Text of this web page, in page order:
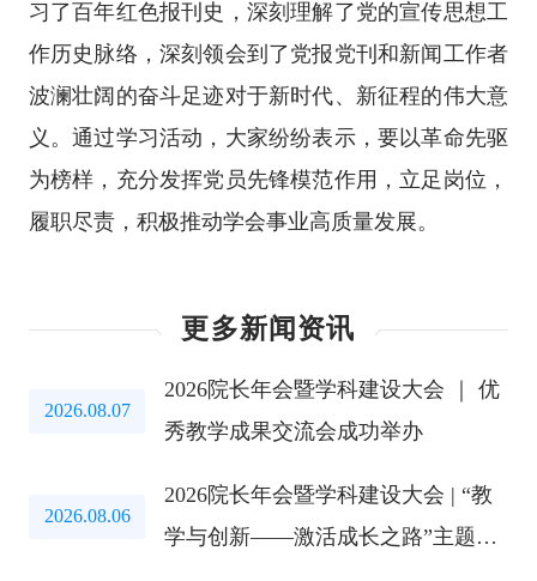
习了百年红色报刊史，深刻理解了党的宣传思想工
作历史脉络，深刻领会到了党报党刊和新闻工作者
波澜壮阔的奋斗足迹对于新时代、新征程的伟大意
义。通过学习活动，大家纷纷表示，要以革命先驱
为榜样，充分发挥党员先锋模范作用，立足岗位，
履职尽责，积极推动学会事业高质量发展。
更多新闻资讯
2026.08.07
2026院长年会暨学科建设大会 ｜ 优
秀教学成果交流会成功举办
2026.08.06
2026院长年会暨学科建设大会 | “教
学与创新——激活成长之路”主题教